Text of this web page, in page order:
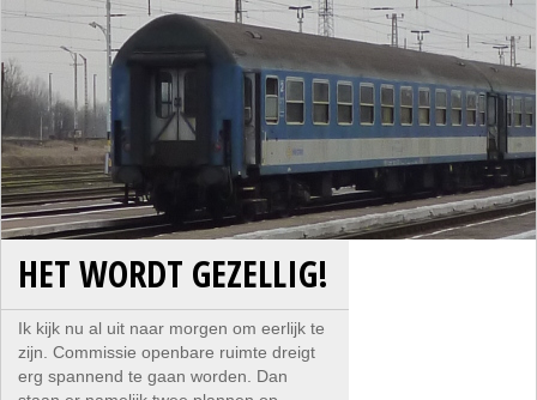
HET WORDT GEZELLIG!
Ik kijk nu al uit naar morgen om eerlijk te
zijn. Commissie openbare ruimte dreigt
erg spannend te gaan worden. Dan